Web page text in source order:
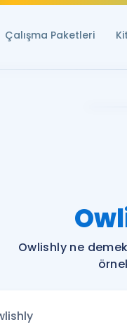
Çalışma Paketleri
Owlishly ne